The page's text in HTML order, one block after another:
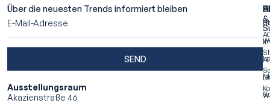
Über die neuesten Trends informiert bleiben
SEND
Ausstellungsraum
Akazienstraße 46
&